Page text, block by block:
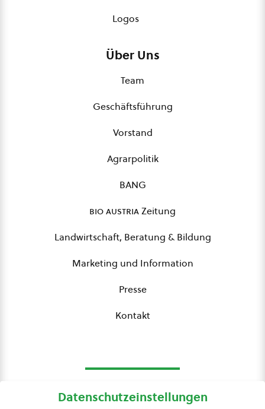
Logos
Über Uns
Team
Geschäftsführung
Vorstand
Agrarpolitik
BANG
bio austriaZeitung
Landwirtschaft, Beratung & Bildung
Marketing und Information
Presse
Kontakt
Datenschutzeinstellungen